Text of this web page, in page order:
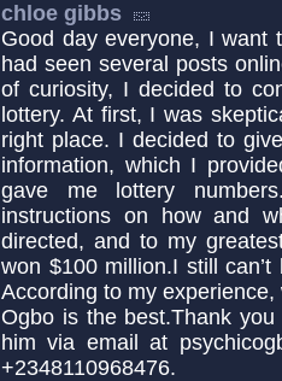
chloe gibbs
Good day everyone, I want
had seen several posts
of curiosity, I decided to
lottery. At first, I was
right place. I decided to
information, which I
gave me lottery
instructions on how and
directed, and to my
won $100 million.I still
According to my
Ogbo is the best.Thank
him via email at
+2348110968476.